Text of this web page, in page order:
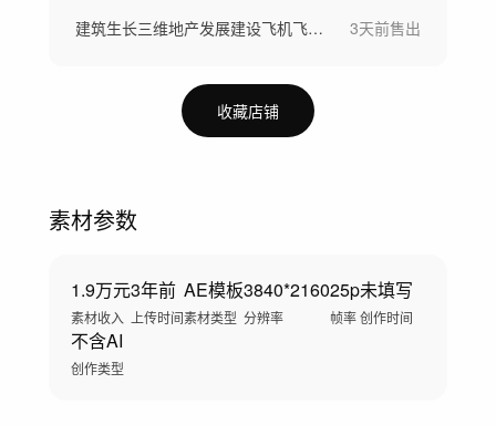
建筑生长三维地产发展建设飞机飞过大楼 3天前售出
收藏店铺
素材参数
1.9万元
素材收入
3年前
上传时间
AE模板
素材类型
3840*2160
分辨率
25p
帧率
未填写
创作时间
不含AI
创作类型